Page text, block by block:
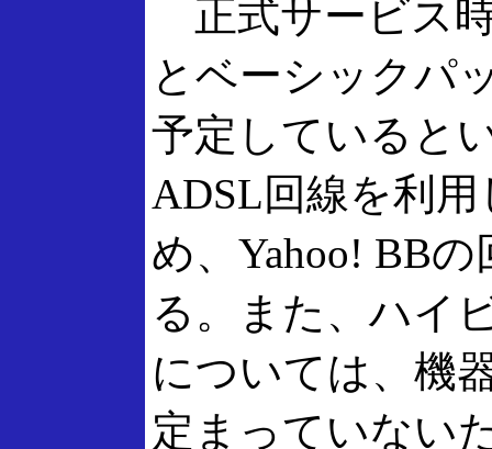
正式サービス
とベーシックパ
予定していると
ADSL回線を利
め、Yahoo! BB
る。また、ハイ
については、機
定まっていない